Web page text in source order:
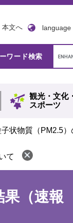
本文へ language
ワード検索
カ
ス
検
索
観光・ 文化・
スポーツ
状物質（PM2.5
て
（速報